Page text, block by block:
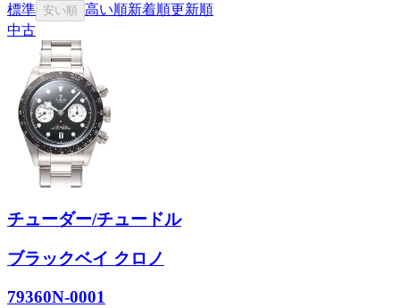
標準 安い順 高い順新着順更新順
中古
チューダー/チュードル
ブラックベイ クロノ
79360N-0001